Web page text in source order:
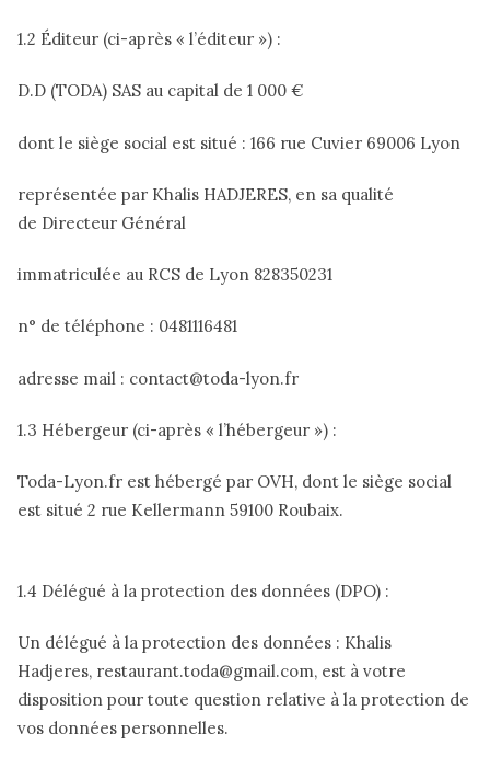
1.2 Éditeur (ci-après « l’éditeur ») :
D.D (TODA) SAS au capital de 1 000 €
dont le siège social est situé : 166 rue Cuvier 69006 Lyon
représentée par Khalis HADJERES, en sa qualité
de Directeur Général
immatriculée au RCS de Lyon 828350231
n° de téléphone : 0481116481
adresse mail : contact@toda-lyon.fr
1.3 Hébergeur (ci-après « l’hébergeur ») :
Toda-Lyon.fr est hébergé par OVH, dont le siège social
est situé 2 rue Kellermann 59100 Roubaix.
1.4 Délégué à la protection des données (DPO) :
Un délégué à la protection des données : Khalis
Hadjeres, restaurant.toda@gmail.com, est à votre
disposition pour toute question relative à la protection de
vos données personnelles.